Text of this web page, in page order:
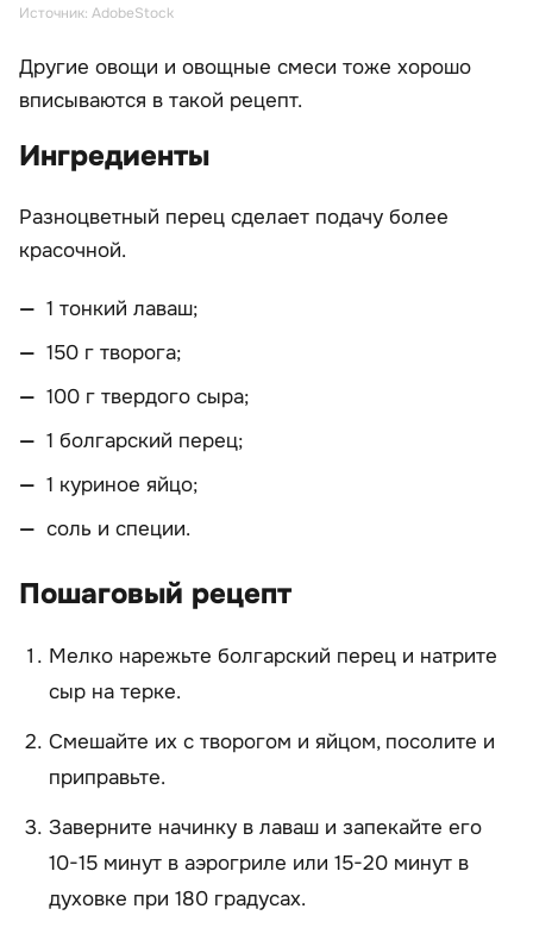
Источник: AdobeStock
Другие овощи и овощные смеси тоже хорошо
вписываются в такой рецепт.
Ингредиенты
Разноцветный перец сделает подачу более
красочной.
1 тонкий лаваш;
150 г творога;
100 г твердого сыра;
1 болгарский перец;
1 куриное яйцо;
соль и специи.
Пошаговый рецепт
Мелко нарежьте болгарский перец и натрите
сыр на терке.
Смешайте их с творогом и яйцом, посолите и
приправьте.
Заверните начинку в лаваш и запекайте его
10-15 минут в аэрогриле или 15-20 минут в
духовке при 180 градусах.